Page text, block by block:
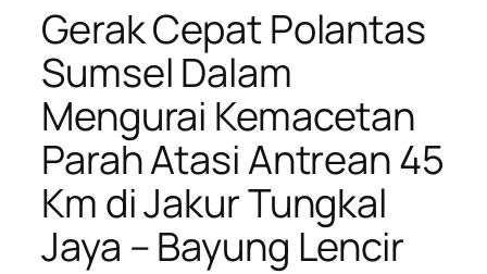
Gerak Cepat Polantas
Sumsel Dalam
Mengurai Kemacetan
Parah Atasi Antrean 45
Km di Jakur Tungkal
Jaya – Bayung Lencir